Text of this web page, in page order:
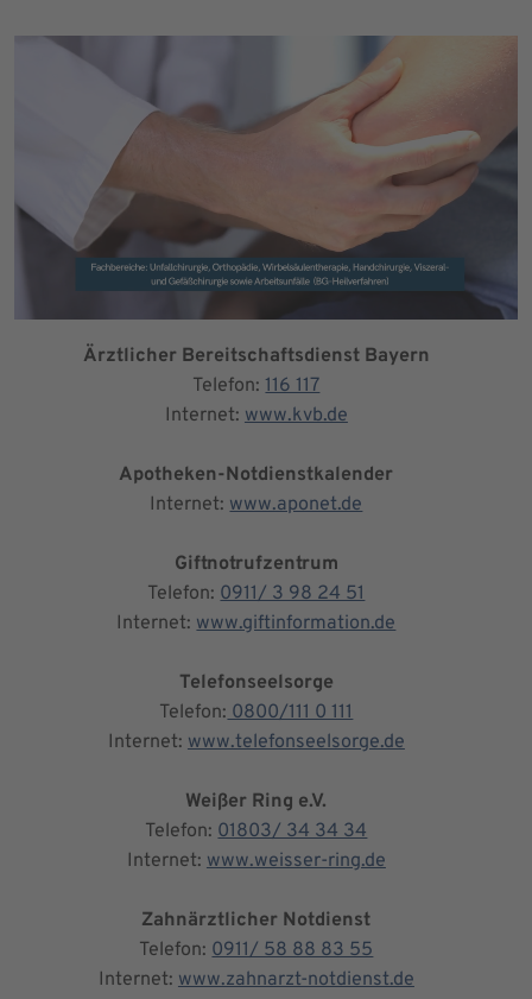
Ärztlicher Bereitschaftsdienst Bayern
Telefon:116 117
Internet: www.kvb.de
Apotheken-Notdienstkalender
Internet: www.aponet.de
Giftnotrufzentrum
Telefon: 0911/ 3 98 24 51
Internet: www.giftinformation.de
Telefonseelsorge
Telefon: 0800/111 0 111
Internet: www.telefonseelsorge.de
Weißer Ring e.V.
Telefon: 01803/ 34 34 34
Internet: www.weisser-ring.de
Zahnärztlicher Notdienst
Telefon: 0911/ 58 88 83 55
Internet: www.zahnarzt-notdienst.de